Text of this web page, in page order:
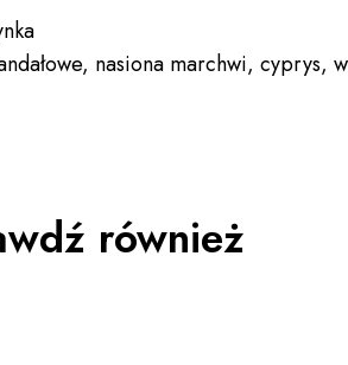
nasiona marchwi, cyprys,
również